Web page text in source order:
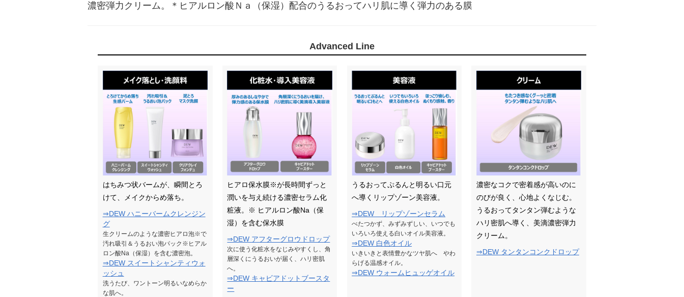
濃密弾力クリーム。＊ヒアルロン酸Ｎａ（保湿）配合のうるおってハリ肌に導く弾力のある膜
Advanced Line
はちみつ状バームが、瞬間とろ
けて、メイクからめ落ち。
⇒DEW ハニーバームクレンジン
グ
生クリームのような濃密ヒアロ泡※で
汚れ吸引＆うるおい泡パック※ヒアル
ロン酸Na（保湿）を含む濃密泡。
⇒DEW スイートシャンティウォ
ッシュ
洗うたび、ワントーン明るいなめらか
な肌へ。
ヒアロ保水膜※が長時間ずっと
潤いを与え続ける濃密セラム化
粧液。※ ヒアルロン酸Na（保
湿）を含む保水膜
⇒DEW アフターグロウドロップ
次に使う化粧水をなじみやすくし、角
層深くにうるおいが届く、ハリ密肌
へ。
⇒DEW キャビアドットブースタ
ー
うるおってぷるんと明るい口元
へ導くリップゾーン美容液。
⇒DEW リップゾーンセラム
べたつかず、みずみずしい、いつでも
いろいろ使える白いオイル美容液。
⇒DEW 白色オイル
いきいきと表情豊かなツヤ肌へ やわ
らげる温感オイル。
⇒DEW ウォームヒュッゲオイル
濃密なコクで密着感が高いのに
のびが良く、心地よくなじむ。
うるおってタンタン弾むような
ハリ密肌へ導く、美滴濃密弾力
クリーム。
⇒DEW タンタンコンクドロップ